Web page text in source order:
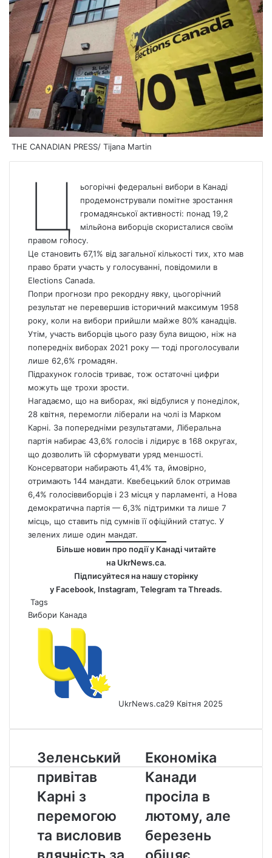
THE CANADIAN PRESS/ Tijana Martin
Ц
ьогорічні федеральні вибори в Канаді
продемонстрували помітне зростання
громадянської активності: понад 19,2
мільйона виборців скористалися своїм
правом голосу.
Це становить 67,1% від загальної кількості тих, хто мав
право брати участь у голосуванні, повідомили в
Elections Canada.
Попри прогнози про рекордну явку, цьогорічний
результат не перевершив історичний максимум 1958
року, коли на вибори прийшли майже 80% канадців.
Утім, участь виборців цього разу була вищою, ніж на
попередніх виборах 2021 року — тоді проголосували
лише 62,6% громадян.
Підрахунок голосів триває, тож остаточні цифри
можуть ще трохи зрости.
Нагадаємо, що на виборах, які відбулися у понеділок,
28 квітня, перемогли ліберали на чолі із Марком
Карні. За попередніми результатами, Ліберальна
партія набирає 43,6% голосів і лідирує в 168 округах,
що дозволить їй сформувати уряд меншості.
Консерватори набирають 41,4% та, ймовірно,
отримають 144 мандати. Квебецький блок отримав
6,4% голосіввиборців і 23 місця у парламенті, а Нова
демократична партія — 6,3% підтримки та лише 7
місць, що ставить під сумнів її офіційний статус. У
зелених лише один мандат.
Більше новин про події у Канаді читайте
на UkrNews.ca.
Підписуйтеся на нашу сторінку
у Facebook, Instagram, Telegram таThreads.
Tags
Вибори Канада
UkrNews.ca29 Квітня 2025
Зеленський
привітав
Карні
з
перемогою
та
висловив
вдячність
за
Зеленський
привітав
Карні з
перемогою
та висловив
Економіка
Канади
просіла
в
лютому,
але
березень
обіцяє
відновлення
Економіка
Канади
просіла в
лютому, але
березень